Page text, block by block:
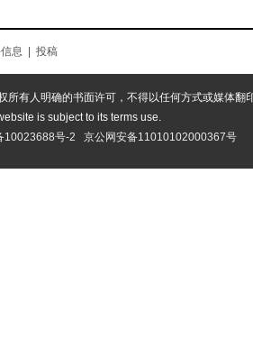
息 投稿
所有人明确的书面许可，不得以任何方式或媒体翻
is subject to its terms use.
10023688号-2
京公网安备11010102000367号